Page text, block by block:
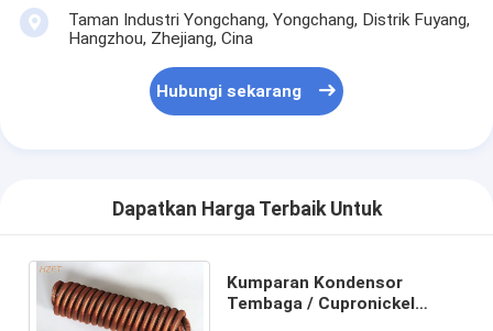
Taman Industri Yongchang, Yongchang, Distrik Fuyang,
Hangzhou, Zhejiang, Cina
Hubungi sekarang
Dapatkan Harga Terbaik Untuk
Kumparan Kondensor
Tembaga / Cupronickel